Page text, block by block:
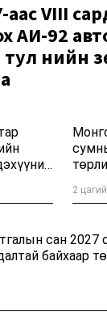
аас VIII
АИ-92
Үнийн
2
сан 2027
байхаар